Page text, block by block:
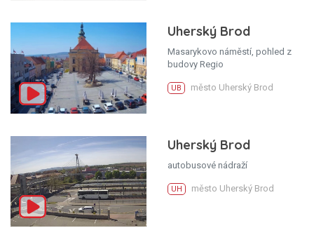
Uherský Brod
Masarykovo náměstí, pohled z
budovy Regio
UB město Uherský Brod
Uherský Brod
autobusové nádraží
UH město Uherský Brod